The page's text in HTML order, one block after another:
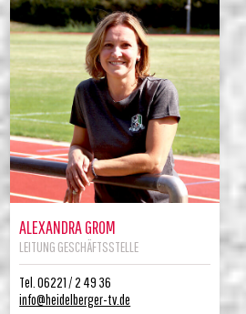
ALEXANDRA GROM
LEITUNG GESCHÄFTSSTELLE
Tel. 06221 / 2 49 36
info@heidelberger-tv.de